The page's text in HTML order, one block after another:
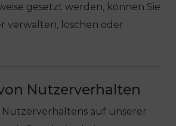
gesetzt werden, können Sie
verwalten, löschen oder
Nutzerverhalten
Nutzerverhaltens auf unserer